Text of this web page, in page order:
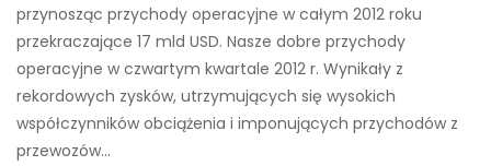
przynosząc przychody operacyjne w całym 2012 roku
przekraczające 17 mld USD. Nasze dobre przychody
operacyjne w czwartym kwartale 2012 r. Wynikały z
rekordowych zysków, utrzymujących się wysokich
współczynników obciążenia i imponujących przychodów z
przewozów…